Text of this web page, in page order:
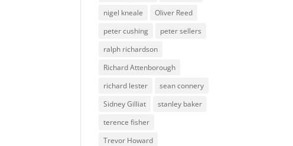
nigel kneale
Oliver Reed
peter cushing
peter sellers
ralph richardson
Richard Attenborough
richard lester
sean connery
Sidney Gilliat
stanley baker
terence fisher
Trevor Howard